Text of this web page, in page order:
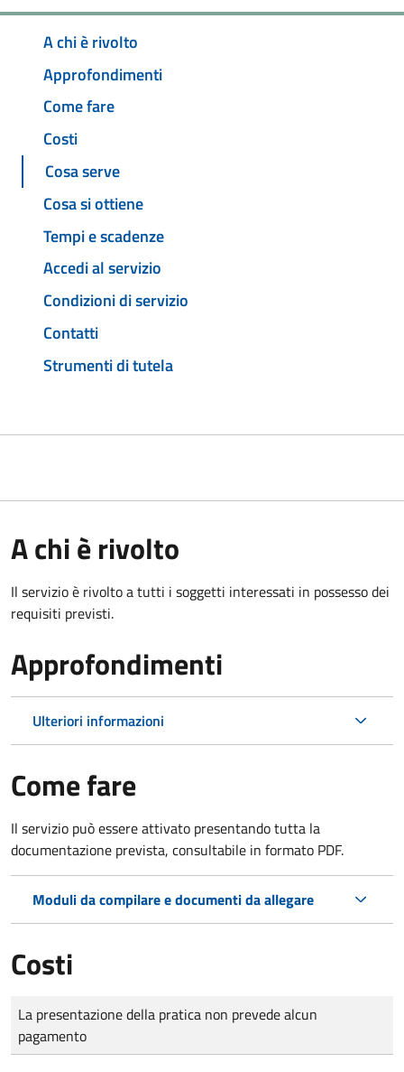
A chi è rivolto
Approfondimenti
Come fare
Costi
Cosa serve
Cosa si ottiene
Tempi e scadenze
Accedi al servizio
Condizioni di servizio
Contatti
Strumenti di tutela
A chi è rivolto
Il servizio è rivolto a tutti i soggetti interessati in possesso dei
requisiti previsti.
Approfondimenti
Ulteriori informazioni
Come fare
Il servizio può essere attivato presentando tutta la
documentazione prevista, consultabile in formato PDF.
Moduli da compilare e documenti da allegare
Costi
Tipo di pagamento
Importo
La presentazione della pratica non prevede alcun
pagamento